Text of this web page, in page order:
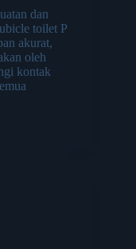
dan
toilet P
akurat,
oleh
kontak